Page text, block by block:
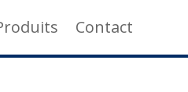
Contact